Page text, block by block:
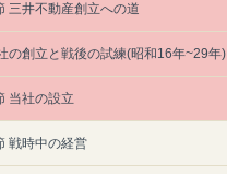
三井不動産創立への道
の創立と戦後の試練(昭和16年~29年)
当社の設立
戦時中の経営